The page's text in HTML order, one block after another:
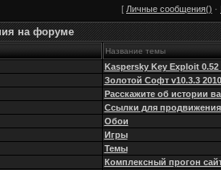
[ Личные сообщения() ·
на форуме
Название темы
Kaspersky Key Exploit 0.52
Золотой Софт v10.3.3 2010
Расскажите об истории
Ссылки для продвижения
Обои
Игры
Темы
Комплексный прогон